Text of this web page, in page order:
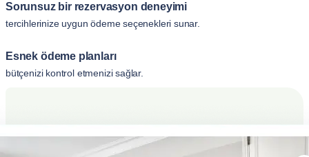
Sorunsuz bir rezervasyon deneyimi
tercihlerinize uygun ödeme seçenekleri sunar.
Esnek ödeme planları
bütçenizi kontrol etmenizi sağlar.